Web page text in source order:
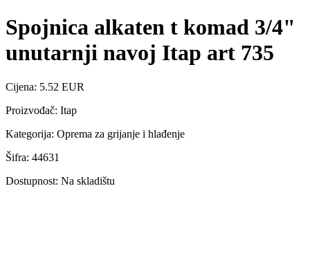
Spojnica alkaten t komad 3/4"
unutarnji navoj Itap art 735
Cijena: 5.52 EUR
Proizvođač: Itap
Kategorija: Oprema za grijanje i hlađenje
Šifra: 44631
Dostupnost: Na skladištu